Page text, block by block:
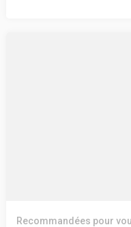
Recommandées pour